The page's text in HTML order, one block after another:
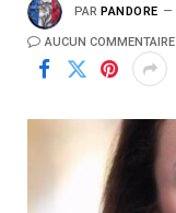
PAR PANDORE
AUCUN COMMENTAIRE